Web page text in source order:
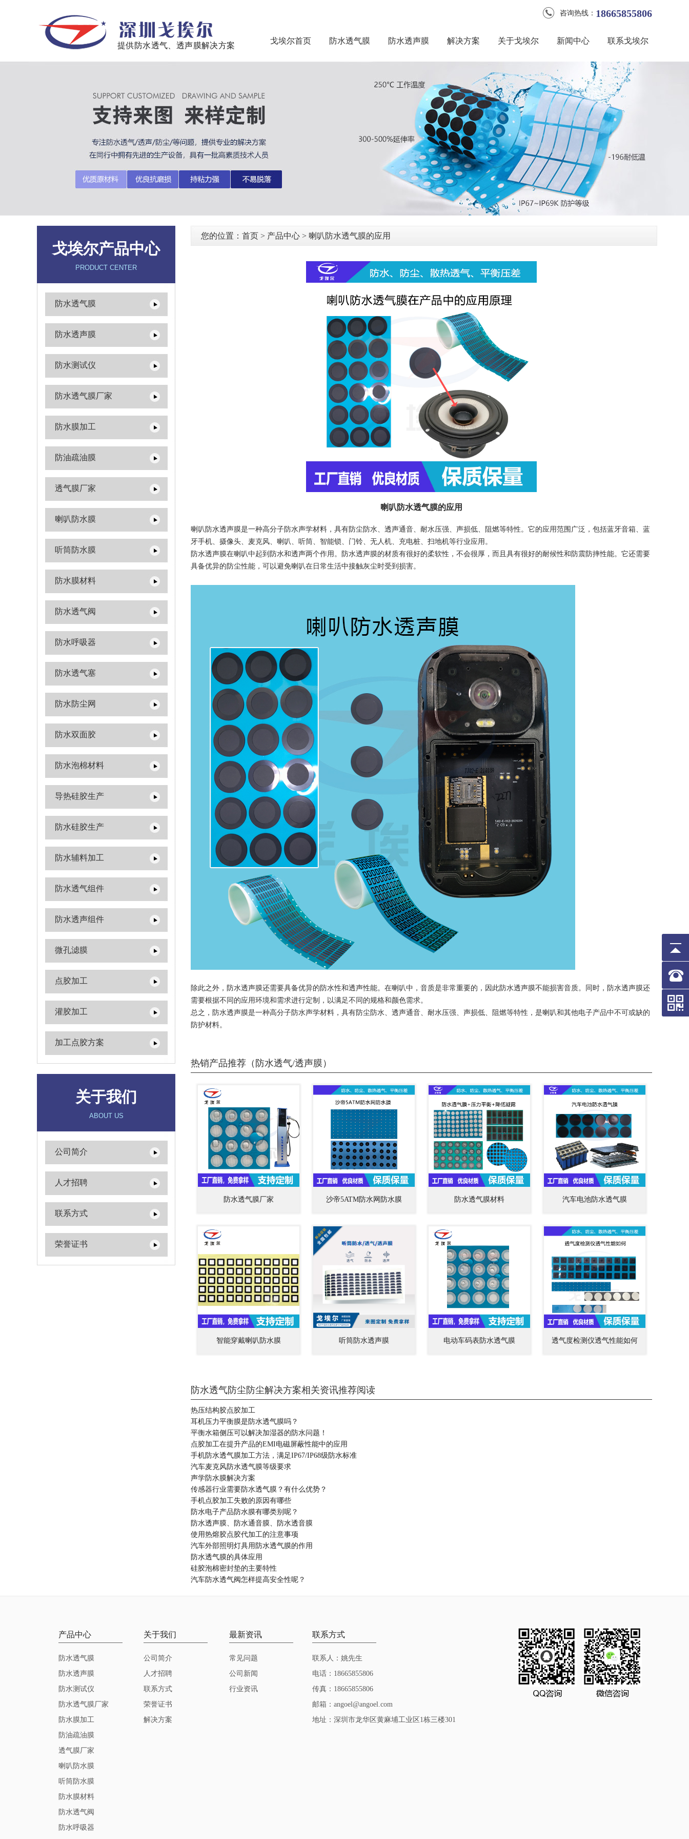
提供防水透气、透声膜解决方案
18665855806
咨询热线：
戈埃尔首页 防水透气膜 防水透声膜 解决方案 关于戈埃尔 新闻中心 联系戈埃尔
戈埃尔产品中心
PRODUCT CENTER
防水透气膜
防水透声膜
防水测试仪
防水透气膜厂家
防水膜加工
防油疏油膜
透气膜厂家
喇叭防水膜
听筒防水膜
防水膜材料
防水透气阀
防水呼吸器
防水透气塞
防水防尘网
防水双面胶
防水泡棉材料
导热硅胶生产
防水硅胶生产
防水辅料加工
防水透气组件
防水透声组件
微孔滤膜
点胶加工
灌胶加工
加工点胶方案
关于我们
ABOUT US
公司简介
人才招聘
联系方式
荣誉证书
您的位置： 首页 > 产品中心 > 喇叭防水透气膜的应用
喇叭防水透气膜的应用
喇叭防水透声膜是一种高分子防水声学材料，具有防尘防水、透声通音、耐水压强、声损低、阻燃等特性。它的应用范围广泛，包括蓝牙音箱、蓝
牙手机、摄像头、麦克风、喇叭、听筒、智能锁、门铃、无人机、充电桩、扫地机等行业应用。
防水透声膜在喇叭中起到防水和透声两个作用。防水透声膜的材质有很好的柔软性，不会很厚，而且具有很好的耐候性和防震防摔性能。它还需要
具备优异的防尘性能，可以避免喇叭在日常生活中接触灰尘时受到损害。
除此之外，防水透声膜还需要具备优异的防水性和透声性能。在喇叭中，音质是非常重要的，因此防水透声膜不能损害音质。同时，防水透声膜还
需要根据不同的应用环境和需求进行定制，以满足不同的规格和颜色需求。
总之，防水透声膜是一种高分子防水声学材料，具有防尘防水、透声通音、耐水压强、声损低、阻燃等特性，是喇叭和其他电子产品中不可或缺的
防护材料。
热销产品推荐（防水透气/透声膜）
防水透气膜厂家 沙帝5ATM防水网防水膜 防水透气膜材料 汽车电池防水透气膜
智能穿戴喇叭防水膜 听筒防水透声膜 电动车码表防水透气膜 透气度检测仪透气性能如何
防水透气防尘防尘解决方案相关资讯推荐阅读
热压结构胶点胶加工
耳机压力平衡膜是防水透气膜吗？
平衡水箱​侧压​可以解决加湿器的防水问题！
点胶加工在提升产品的EMI电磁屏蔽性能中的应用
手机防水透气膜加工方法，满足IP67/IP68级防水标准
汽车麦克风防水透气膜等级要求
声学防水膜解决方案
传感器行业需要防水透气膜？有什么优势？
手机点胶加工失败的原因有哪些
防水电子产品防水膜有哪类别呢？
防水透声膜、防水通音膜、防水透音膜
使用热熔胶点胶代加工的注意事项
汽车外部照明灯具用防水透气膜的作用
防水透气膜的具体应用
硅胶泡棉密封垫的主要特性
汽车防水透气阀怎样提高安全性呢？
产品中心
防水透气膜
防水透声膜
防水测试仪
防水透气膜厂家
防水膜加工
防油疏油膜
透气膜厂家
喇叭防水膜
听筒防水膜
防水膜材料
防水透气阀
防水呼吸器
关于我们
公司简介
人才招聘
联系方式
荣誉证书
解决方案
最新资讯
常见问题
公司新闻
行业资讯
联系方式
联系人：姚先生
电话：18665855806
传真：18665855806
邮箱：angoel@angoel.com
地址：深圳市龙华区黄麻埔工业区1栋三楼301